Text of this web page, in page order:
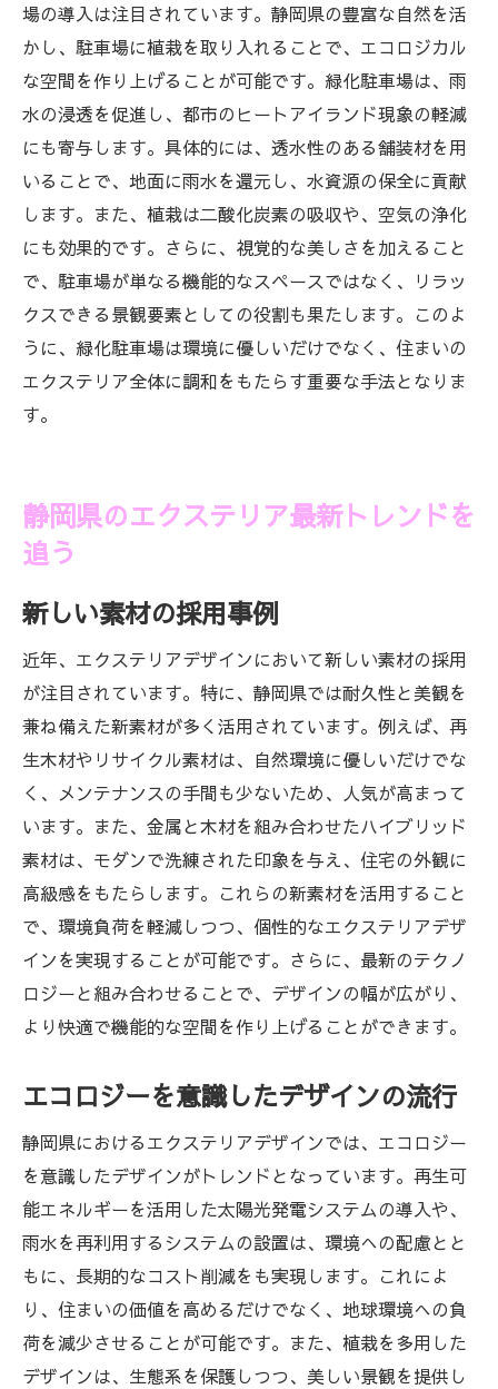
場の導入は注目されています。静岡県の豊富な自然を活
かし、駐車場に植栽を取り入れることで、エコロジカル
な空間を作り上げることが可能です。緑化駐車場は、雨
水の浸透を促進し、都市のヒートアイランド現象の軽減
にも寄与します。具体的には、透水性のある舗装材を用
いることで、地面に雨水を還元し、水資源の保全に貢献
します。また、植栽は二酸化炭素の吸収や、空気の浄化
にも効果的です。さらに、視覚的な美しさを加えること
で、駐車場が単なる機能的なスペースではなく、リラッ
クスできる景観要素としての役割も果たします。このよ
うに、緑化駐車場は環境に優しいだけでなく、住まいの
エクステリア全体に調和をもたらす重要な手法となりま
す。
静岡県のエクステリア最新トレンドを
追う
新しい素材の採用事例
近年、エクステリアデザインにおいて新しい素材の採用
が注目されています。特に、静岡県では耐久性と美観を
兼ね備えた新素材が多く活用されています。例えば、再
生木材やリサイクル素材は、自然環境に優しいだけでな
く、メンテナンスの手間も少ないため、人気が高まって
います。また、金属と木材を組み合わせたハイブリッド
素材は、モダンで洗練された印象を与え、住宅の外観に
高級感をもたらします。これらの新素材を活用すること
で、環境負荷を軽減しつつ、個性的なエクステリアデザ
インを実現することが可能です。さらに、最新のテクノ
ロジーと組み合わせることで、デザインの幅が広がり、
より快適で機能的な空間を作り上げることができます。
エコロジーを意識したデザインの流行
静岡県におけるエクステリアデザインでは、エコロジー
を意識したデザインがトレンドとなっています。再生可
能エネルギーを活用した太陽光発電システムの導入や、
雨水を再利用するシステムの設置は、環境への配慮とと
もに、長期的なコスト削減をも実現します。これによ
り、住まいの価値を高めるだけでなく、地球環境への負
荷を減少させることが可能です。また、植栽を多用した
デザインは、生態系を保護しつつ、美しい景観を提供し